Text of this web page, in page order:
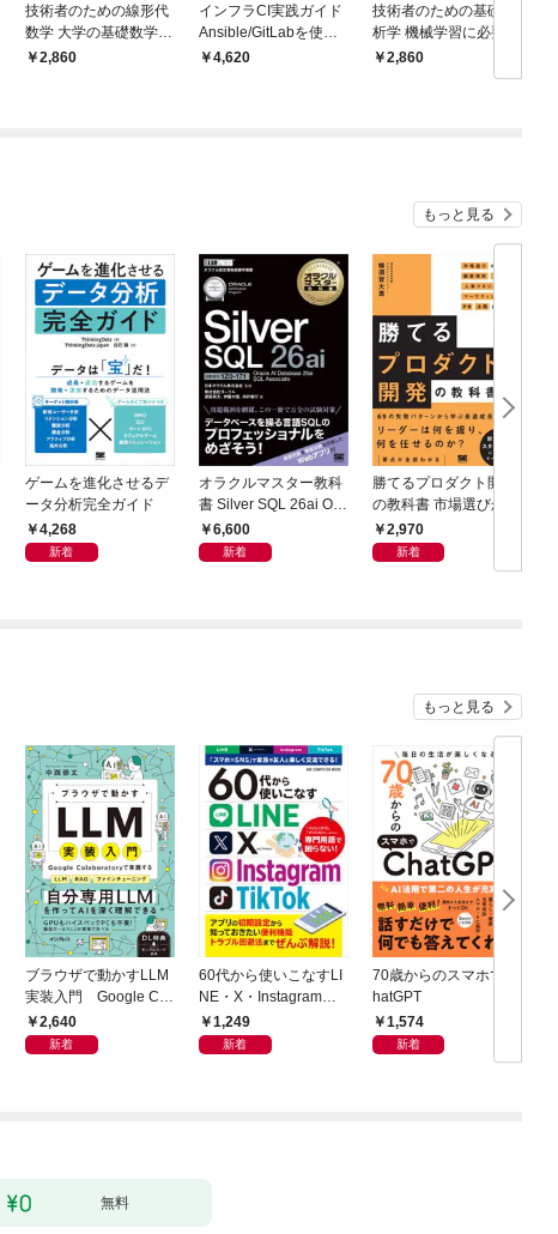
技術者のための線形代
数学 大学の基礎数学を
本気で学ぶ
2,860
インフラCI実践ガイド
Ansible/GitLabを使っ
たインフラ改善サイク
4,620
技術者のための基礎解
析学 機械学習に必要な
数学を本気で学ぶ
2,860
もっと見る
ゲームを進化させるデ
ータ分析完全ガイド
4,268
新着
オラクルマスター教科
書 Silver SQL 26ai Ora
cle AI Database 26ai S
QL Associate（試験番
6,600
新着
勝てるプロダクト開発
の教科書 市場選びから
顧客理解・予算管理・
人事マネジメント・マ
ーケティング・PR・
2,970
新着
もっと見る
ブラウザで動かすLLM
実装入門 Google Col
aboratoryで実践するL
LM・RAG・ファイン
2,640
新着
60代から使いこなすLI
NE・X・Instagram・T
ikTok
1,249
新着
70歳からのスマホでC
hatGPT
1,574
新着
無料